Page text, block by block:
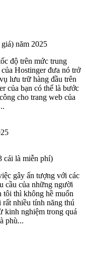
năm 2025
độ trên mức trung
Hostinger đưa nó trở
lưu trữ hàng đầu trên
của bạn có thể là bước
cho trang web của
cái là miễn phí)
gây ấn tượng với các
cầu của những người
tôi thì không hề muốn
nhiều tính năng thú
kinh nghiệm trong quá
phù...